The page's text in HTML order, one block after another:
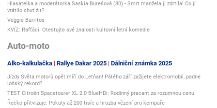
Hlasatelka a moderátorka Saskia Burešová (80) - Smrt manžela ji zdrtila! Co jí
vrátilo chuť žít?
Veggie Burritos
KVÍZ: Rafťáci. Otestujte své znalosti kultovní letní komedie
Auto-moto
Alko-kalkulačka Rallye Dakar 2025 Dálniční známka 2025
Jízdy Světa motorů opět míří do Letňan! Pátého září zažijete elektromobil, padne
loňský rekord?
TEST Citroën Spacetourer XL 2.0 BlueHDi: Rodinný pracant za rozumnou cenu
Řecko přitvrzuje: Pokuty až 200 tisíc a hrozba vězení pro kempaře